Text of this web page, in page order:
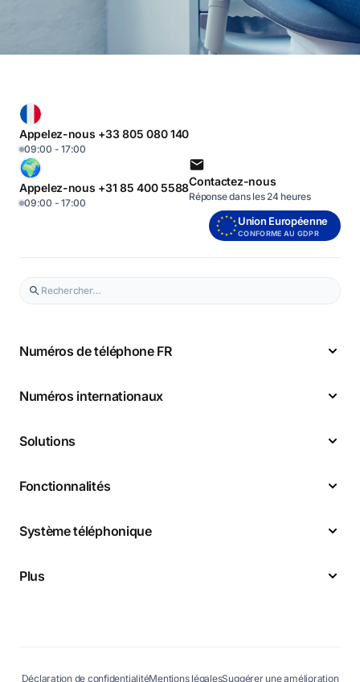
Appelez-nous +33 805 080 140
09:00 - 17:00
Appelez-nous +31 85 400 5588
09:00 - 17:00
Contactez-nous
Réponse dans les 24 heures
Union Européenne
CONFORME AU GDPR
Numéros de téléphone FR
Numéros internationaux
Solutions
Fonctionnalités
Système téléphonique
Plus
Déclaration de confidentialitéMentions légalesSuggérer une amélioration